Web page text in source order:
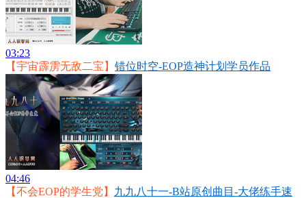
03:23
【宇宙霹雳无敌二宝】 错位时空-EOP造神计划学员作品
04:46
【不会EOP的学生党】 九九八十一-B站原创曲目-大佬练手速